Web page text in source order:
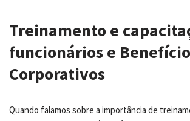
Treinamento e
funcionários e
Corporativos
Quando falamos sobre a importância de